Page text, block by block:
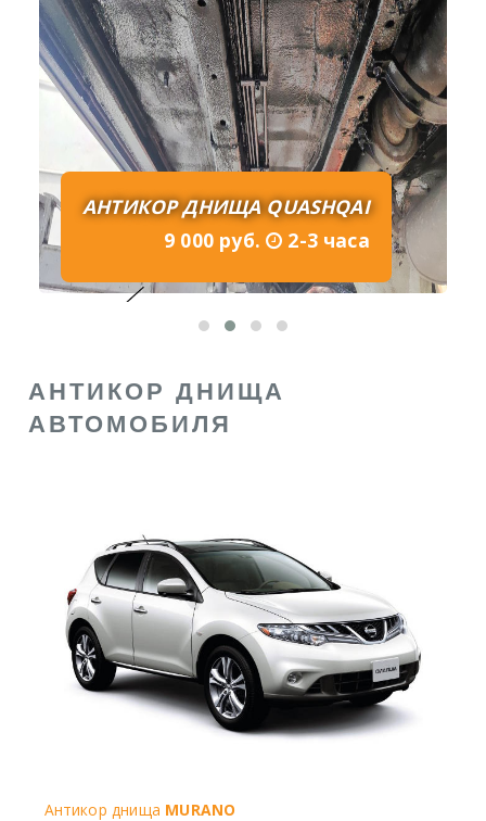
АНТИКОР ДНИЩА QUASHQAI
9 000 руб.
2-3 часа
АНТИКОР ДНИЩА
АВТОМОБИЛЯ
Антикор днища MURANO